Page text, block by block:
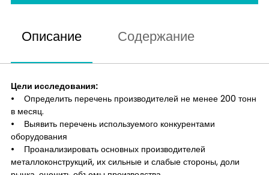
Описание Содержание
Цели исследования:
• Определить перечень производителей не менее 200 тонн
в месяц.
• Выявить перечень используемого конкурентами
оборудования
• Проанализировать основных производителей
металлоконструкций, их сильные и слабые стороны, доли